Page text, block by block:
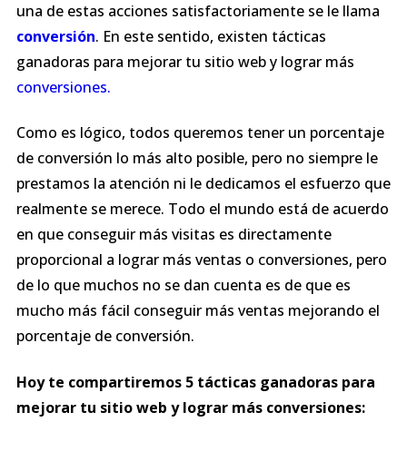
una de estas acciones satisfactoriamente se le llama
conversión. En este sentido, existen tácticas
ganadoras para mejorar tu sitio web y lograr más
conversiones.
Como es lógico, todos queremos tener un porcentaje
de conversión lo más alto posible, pero no siempre le
prestamos la atención ni le dedicamos el esfuerzo que
realmente se merece. Todo el mundo está de acuerdo
en que conseguir más visitas es directamente
proporcional a lograr más ventas o conversiones, pero
de lo que muchos no se dan cuenta es de que es
mucho más fácil conseguir más ventas mejorando el
porcentaje de conversión.
Hoy te compartiremos 5 tácticas ganadoras para
mejorar tu sitio web y lograr más conversiones: